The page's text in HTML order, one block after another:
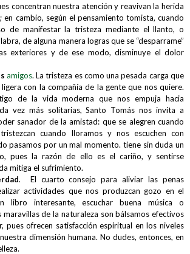
concentran nuestra atención y reavivan la herida
en cambio, según el pensamiento tomista, cuando
de manifestar la tristeza mediante el llanto, o
de alguna manera logras que se “desparrame”
exteriores y de ese modo, disminuye el dolor
amigos. La tristeza es como una pesada carga que
ligera con la compañía de la gente que nos quiere.
de la vida moderna que nos empuja hacia
vez más solitarias, Santo Tomás nos invita a
sanador de la amistad: que se alegren cuando
cuando lloramos y nos escuchen con
pasamos por un mal momento. tiene sin duda un
pues la razón de ello es el cariño, y sentirse
mitiga el sufrimiento.
.
El cuarto consejo para aliviar las penas
actividades que nos produzcan gozo en el
libro interesante, escuchar buena música o
maravillas de la naturaleza son bálsamos efectivos
pues ofrecen satisfacción espiritual en los niveles
dimensión humana. No dudes, entonces, en